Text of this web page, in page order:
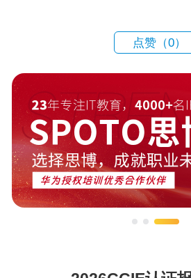
点赞（0）